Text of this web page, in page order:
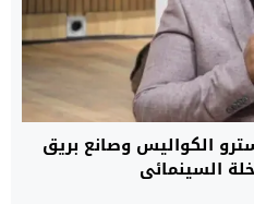
الكواليس وصانع بريق
السينمائي